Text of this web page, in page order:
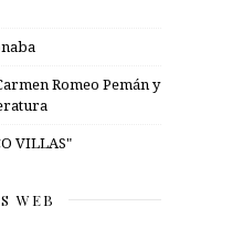
Romeo Pemán y
VILLAS"
WEB